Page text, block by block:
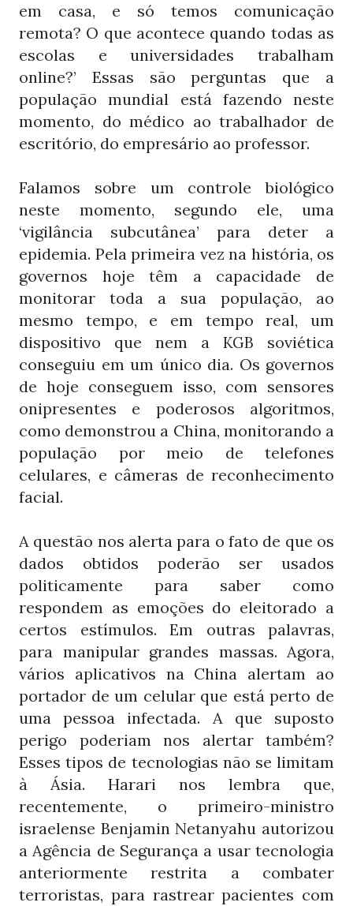
em casa, e só temos comunicação
remota? O que acontece quando todas as
escolas e universidades trabalham
online?’ Essas são perguntas que a
população mundial está fazendo neste
momento, do médico ao trabalhador de
escritório, do empresário ao professor.
Falamos sobre um controle biológico
neste momento, segundo ele, uma
‘vigilância subcutânea’ para deter a
epidemia. Pela primeira vez na história, os
governos hoje têm a capacidade de
monitorar toda a sua população, ao
mesmo tempo, e em tempo real, um
dispositivo que nem a KGB soviética
conseguiu em um único dia. Os governos
de hoje conseguem isso, com sensores
onipresentes e poderosos algoritmos,
como demonstrou a China, monitorando a
população por meio de telefones
celulares, e câmeras de reconhecimento
facial.
A questão nos alerta para o fato de que os
dados obtidos poderão ser usados
politicamente para saber como
respondem as emoções do eleitorado a
certos estímulos. Em outras palavras,
para manipular grandes massas. Agora,
vários aplicativos na China alertam ao
portador de um celular que está perto de
uma pessoa infectada. A que suposto
perigo poderiam nos alertar também?
Esses tipos de tecnologias não se limitam
à Ásia. Harari nos lembra que,
recentemente, o primeiro-ministro
israelense Benjamin Netanyahu autorizou
a Agência de Segurança a usar tecnologia
anteriormente restrita a combater
terroristas, para rastrear pacientes com